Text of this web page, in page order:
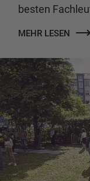
besten
MEHR LESEN